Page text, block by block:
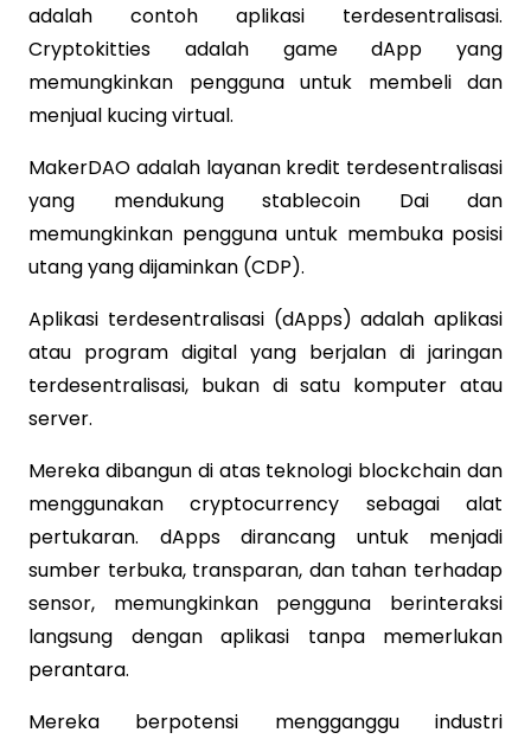
adalah contoh aplikasi terdesentralisasi.
Cryptokitties adalah game dApp yang
memungkinkan pengguna untuk membeli dan
menjual kucing virtual.
MakerDAO adalah layanan kredit terdesentralisasi
yang mendukung stablecoin Dai dan
memungkinkan pengguna untuk membuka posisi
utang yang dijaminkan (CDP).
Aplikasi terdesentralisasi (dApps) adalah aplikasi
atau program digital yang berjalan di jaringan
terdesentralisasi, bukan di satu komputer atau
server.
Mereka dibangun di atas teknologi blockchain dan
menggunakan cryptocurrency sebagai alat
pertukaran. dApps dirancang untuk menjadi
sumber terbuka, transparan, dan tahan terhadap
sensor, memungkinkan pengguna berinteraksi
langsung dengan aplikasi tanpa memerlukan
perantara.
Mereka berpotensi mengganggu industri